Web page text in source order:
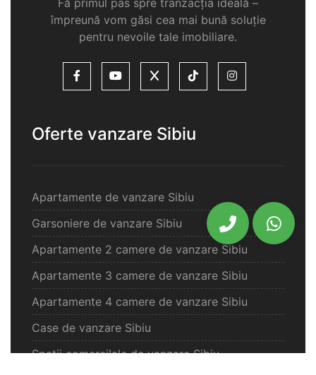
împreună vom găsi cea mai bună soluție
pentru nevoile tale imobiliare.
Oferte vanzare Sibiu
Apartamente de vanzare Sibiu
Garsoniere de vanzare Sibiu
Apartamente 2 camere de vanzare Sibiu
Apartamente 3 camere de vanzare Sibiu
Apartamente 4 camere de vanzare Sibiu
Case de vanzare Sibiu
Spatii comercilale de vanzare Sibiu